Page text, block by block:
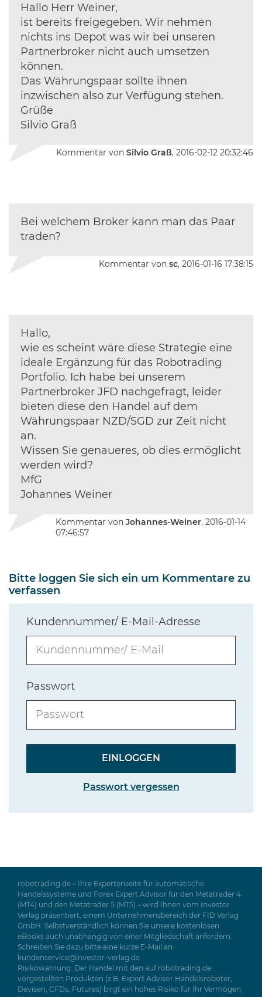
Hallo Herr Weiner,
ist bereits freigegeben. Wir nehmen
nichts ins Depot was wir bei unseren
Partnerbroker nicht auch umsetzen
können.
Das Währungspaar sollte ihnen
inzwischen also zur Verfügung stehen.
Grüße
Silvio Graß
Kommentar von Silvio Graß, 2016-02-12 20:32:46
Bei welchem Broker kann man das Paar
traden?
Kommentar von sc, 2016-01-16 17:38:15
Hallo,
wie es scheint wäre diese Strategie eine
ideale Ergänzung für das Robotrading
Portfolio. Ich habe bei unserem
Partnerbroker JFD nachgefragt, leider
bieten diese den Handel auf dem
Währungspaar NZD/SGD zur Zeit nicht
an.
Wissen Sie genaueres, ob dies ermöglicht
werden wird?
MfG
Johannes Weiner
Kommentar von Johannes-Weiner, 2016-01-14
07:46:57
Bitte loggen Sie sich ein um Kommentare zu
verfassen
Kundennummer/ E-Mail-Adresse
Passwort
Passwort vergessen
robotrading.de – Ihre Expertenseite für automatische
Handelssysteme und Forex Expert Advisor für den Metatrader 4
(MT4) und den Metatrader 5 (MT5) – wird Ihnen vom Investor
Verlag präsentiert, einem Unternehmensbereich der FID Verlag
GmbH. Selbstverständlich können Sie unsere kostenlosen
eBooks auch unabhängig von einer Mitgliedschaft anfordern.
Schreiben Sie dazu bitte eine kurze E-Mail an:
kundenservice@investor-verlag.de
Risikowarnung: Der Handel mit den auf robotrading.de
vorgestellten Produkten (z.B. Expert Advisor Handelsroboter,
Devisen, CFDs, Futures) birgt ein hohes Risiko für Ihr Vermögen,